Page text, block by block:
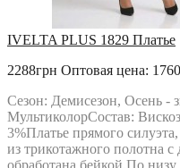
IVELTA PLUS 1829 Платье
2288грн Оптовая цена:
Сезон: Демисезон, Осень -
МультиколорСостав:
3%Платье прямого
из трикотажного полотна
обработана бейкой.По